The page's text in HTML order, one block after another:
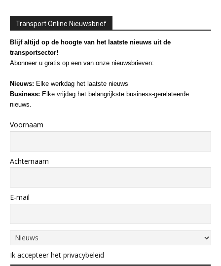
Transport Online Nieuwsbrief
Blijf altijd op de hoogte van het laatste nieuws uit de
transportsector!
Abonneer u gratis op een van onze nieuwsbrieven:
Nieuws: Elke werkdag het laatste nieuws
Business: Elke vrijdag het belangrijkste business-gerelateerde
nieuws.
Voornaam
Achternaam
E-mail
Ik accepteer het privacybeleid